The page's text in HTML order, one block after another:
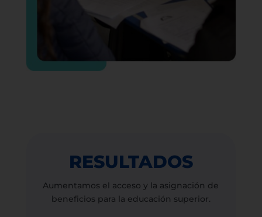
RESULTADOS
Aumentamos el acceso y la asignación de
beneficios para la educación superior.